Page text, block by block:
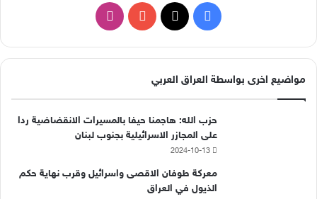
فيسبوك ‫YouTubeانستقرام
مواضيع اخرى بواسطة العراق العربي
حزب الله: هاجمنا حيفا بالمسيرات الانقضاضية ردا
على المجازر الاسرائيلية بجنوب لبنان
2024-10-13
معركة طوفان الاقصى واسرائيل وقرب نهاية حكم
الذيول في العراق